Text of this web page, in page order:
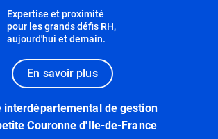
Expertise et proximité
pour les grands défis RH,
aujourd'hui et demain.
En savoir plus
interdépartemental de gestion
Couronne d'Ile-de-France